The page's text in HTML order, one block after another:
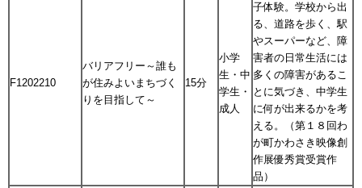
F1202210
バリアフリー～誰も
が住みよいまちづく
りを目指して～
15分
小学
生・中
学生・
成人
子体験。学校から出
る、道路を歩く、駅
やスーパーなど、障
害者の日常生活には
多くの障害があるこ
とに気づき、中学生
に何が出来るかを考
える。（第１８回わ
が町かわさき映像創
作展優秀賞受賞作
品）